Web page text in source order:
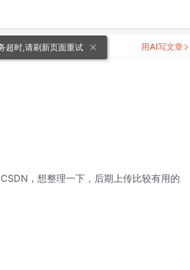
，想整理一下，后期上传比较有用的
用AI写文章
超时,请刷新页面重试